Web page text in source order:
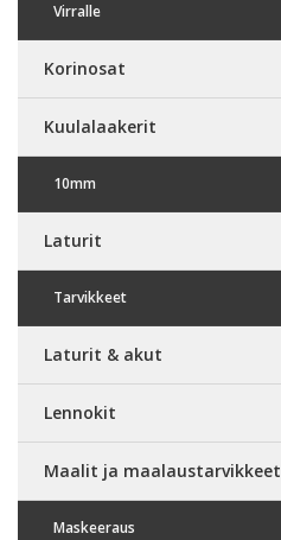
Virralle
Korinosat
Kuulalaakerit
10mm
Laturit
Tarvikkeet
Laturit & akut
Lennokit
Maalit ja maalaustarvikkeet
Maskeeraus